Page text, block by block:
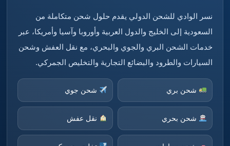
نسر الوادي للشحن الدولي يقدم حلول شحن متكاملة من
السعودية إلى الخليج والدول العربية وأوروبا وآسيا وأمريكا، عبر
خدمات الشحن البري والجوي والبحري، مع نقل العفش وشحن
السيارات والطرود والبضائع التجارية والتخليص الجمركي.
شحن بري شحن جوي
شحن بحري نقل عفش